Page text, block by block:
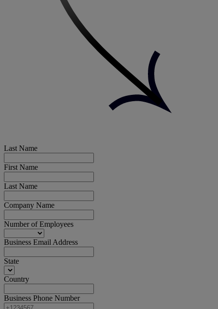
Last Name
First Name
Last Name
Company Name
Number of Employees
Business Email Address
State
Country
Business Phone Number